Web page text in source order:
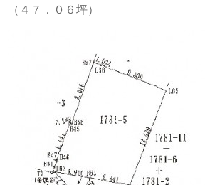
（４７．０６坪）